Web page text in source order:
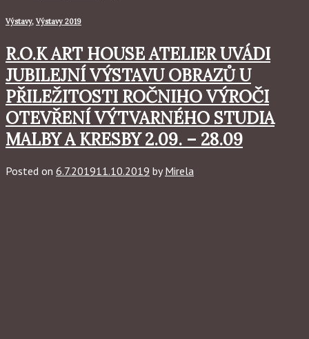
Výstavy, Výstavy 2019
R.O.K ART HOUSE ATELIER UVÁDI
JUBILEJNÍ VÝSTAVU OBRAZŮ U
PŘILEŽITOSTI ROČNIHO VÝROČI
OTEVŘENÍ VÝTVARNÉHO STUDIA
MALBY A KRESBY 2.09. – 28.09
Posted on 6.7.201911.10.2019 byMirela